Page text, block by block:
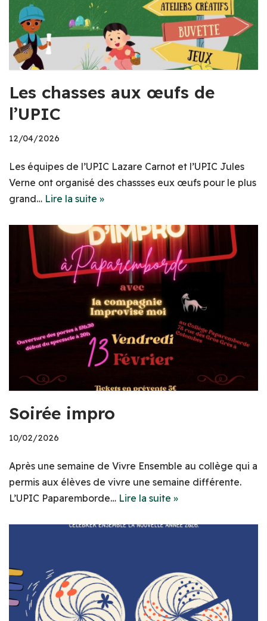
Les chasses aux œufs de
l’UPIC
12/04/2026
Les équipes de l’UPIC Lazare Carnot et l’UPIC Jules
Verne ont organisé des chassses eux œufs pour le plus
grand… Lire la suite »
Soirée impro
10/02/2026
Après une semaine de Vivre Ensemble au collège qui a
permis aux élèves de vivre une semaine différente.
L’UPIC Paparemborde… Lire la suite »